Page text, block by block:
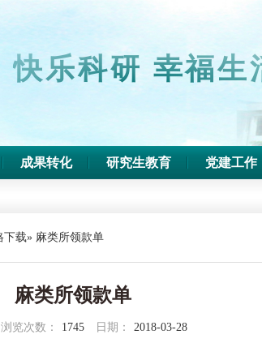
快乐科研 幸福生活
成果转化 研究生教育 党建工作
下载» 麻类所领款单
麻类所领款单
浏览次数： 1745 日期： 2018-03-28